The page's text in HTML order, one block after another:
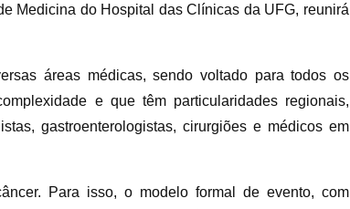
Medicina do Hospital das Clínicas da UFG, reunirá
áreas médicas, sendo voltado para todos os
e que têm particularidades regionais,
gastroenterologistas, cirurgiões e médicos em
Para isso, o modelo formal de evento, com